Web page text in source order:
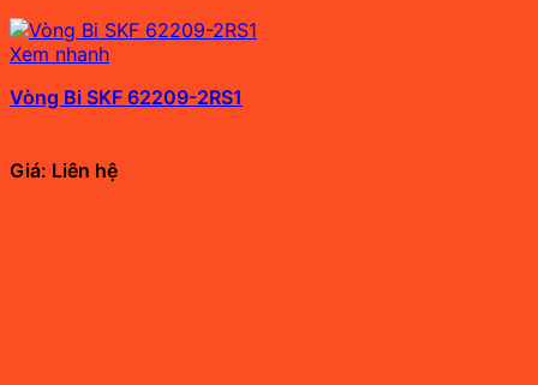
Xem nhanh
Vòng Bi SKF 62209-2RS1
Giá: Liên hệ